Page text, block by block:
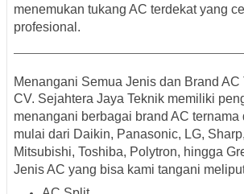
menemukan tukang AC terdekat yang
profesional .
Menangani Semua Jenis dan Brand AC
CV. Sejahtera Jaya Teknik memiliki
menangani berbagai brand AC ternama
mulai dari Daikin, Panasonic, LG,
Mitsubishi, Toshiba, Polytron, hingga
Jenis AC yang bisa kami tangani